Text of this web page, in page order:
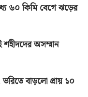
৬০ কিমি বেগে ঝড়ের
অসম্মান
ভরিতে বাড়লো প্রায় ১০